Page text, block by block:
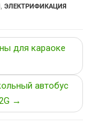
, ЭЛЕКТРИФИКАЦИЯ
для караоке
автобус
→